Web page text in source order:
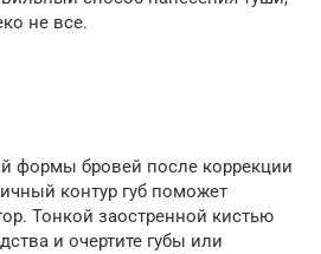
не все.
формы бровей после коррекции
контур губ поможет
Тонкой заостренной кистью
и очертите губы или